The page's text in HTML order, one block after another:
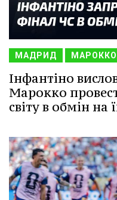
МАДРИД МАРОККО
Інфантіно
Марокко
світу в обмін